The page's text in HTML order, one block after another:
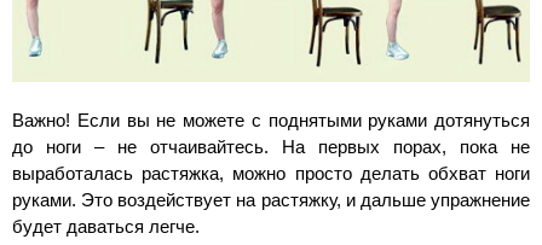
Важно! Если вы не можете с поднятыми руками дотянуться
до ноги – не отчаивайтесь. На первых порах, пока не
выработалась растяжка, можно просто делать обхват ноги
руками. Это воздействует на растяжку, и дальше упражнение
будет даваться легче.